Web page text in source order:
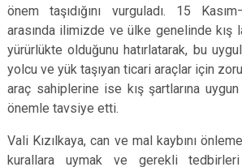
önem taşıdığını vurguladı. 15
arasında ilimizde ve ülke genelinde kış
yürürlükte olduğunu hatırlatarak, bu
yolcu ve yük taşıyan ticari araçlar için
araç sahiplerine ise kış şartlarına uygun
önemle tavsiye etti.
Vali Kızılkaya, can ve mal kaybını
kurallara uymak ve gerekli tedbirleri